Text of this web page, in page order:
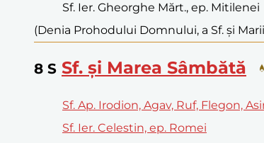
Sf. Ier. Gheorghe Mărt., ep. Mitilenei
(Denia Prohodului Domnului, a Sf. și
8 S Sf. și Marea Sâmbătă
Sf. Ap. Irodion, Agav, Ruf, Flegon,
Sf. Ier. Celestin, ep. Romei